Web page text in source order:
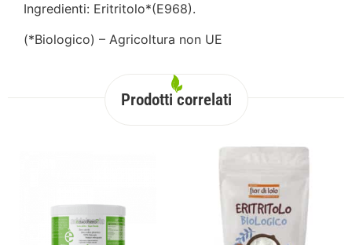
Ingredienti: Eritritolo*(E968).
(*Biologico) – Agricoltura non UE
Prodotti correlati